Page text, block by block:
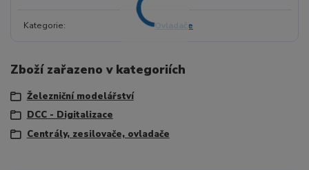
Kategorie Ovladače
Zboží zařazeno v kategoriích
Železniční modelářství
DCC - Digitalizace
Centrály, zesilovače, ovladače